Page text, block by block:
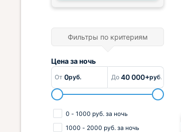
Фильтры по критериям
Цена заночь
От 0руб. До 40 000+руб.
0 - 1000 руб. за ночь
1000 - 2000 руб. за ночь